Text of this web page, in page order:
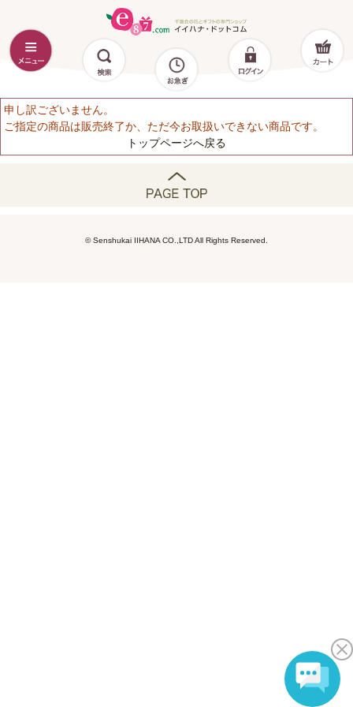
申し訳ございません。
ご指定の商品は販売終了か、ただ今お取扱いできない商品です。
トップページへ戻る
© Senshukai IIHANA CO.,LTD All Rights Reserved.